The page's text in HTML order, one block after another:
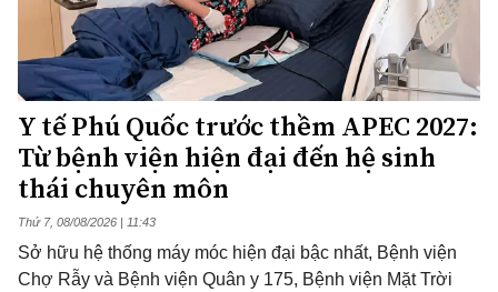
Y tế Phú Quốc trước thềm APEC 2027:
Từ bệnh viện hiện đại đến hệ sinh
thái chuyên môn
Thứ 7, 08/08/2026 | 11:43
Sở hữu hệ thống máy móc hiện đại bậc nhất, Bệnh viện
Chợ Rẫy và Bệnh viện Quân y 175, Bệnh viện Mặt Trời